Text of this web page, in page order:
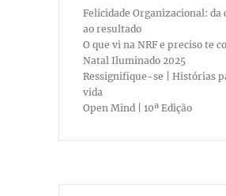
Felicidade Organizacional: da
ao resultado
O que vi na NRF e preciso te
Natal Iluminado 2025
Ressignifique-se | Histórias
vida
Open Mind | 10ª Edição